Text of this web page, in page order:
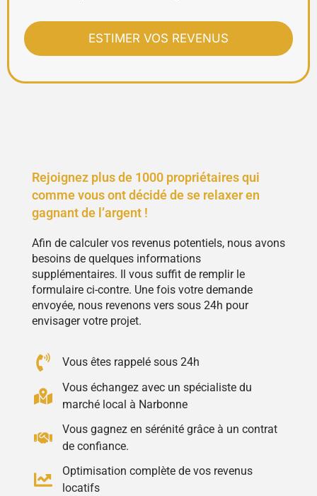
Rejoignez plus de 1000 propriétaires qui
comme vous ont décidé de se relaxer en
gagnant de l’argent !
Afin de calculer vos revenus potentiels, nous avons
besoins de quelques informations
supplémentaires. Il vous suffit de remplir le
formulaire ci-contre. Une fois votre demande
envoyée, nous revenons vers sous 24h pour
envisager votre projet.
Vous êtes rappelé sous 24h
Vous échangez avec un spécialiste du
marché local à Narbonne
Vous gagnez en sérénité grâce à un contrat
de confiance.
Optimisation complète de vos revenus
locatifs